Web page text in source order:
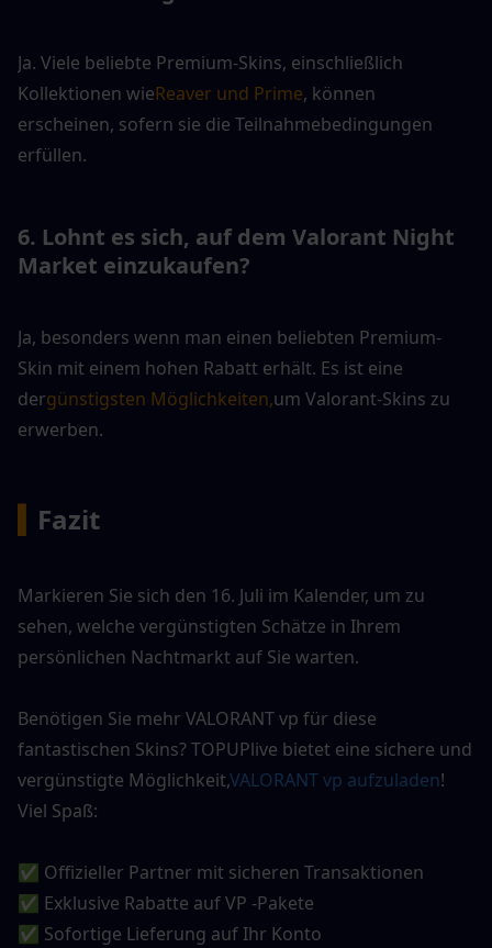
Ja. Viele beliebte Premium-Skins, einschließlich
Kollektionen wieReaver und Prime, können
erscheinen, sofern sie die Teilnahmebedingungen
erfüllen.
6. Lohnt es sich, auf dem Valorant Night
Market einzukaufen?
Ja, besonders wenn man einen beliebten Premium-
Skin mit einem hohen Rabatt erhält. Es ist eine
dergünstigsten Möglichkeiten,um Valorant-Skins zu
erwerben.
Fazit
Markieren Sie sich den 16. Juli im Kalender, um zu
sehen, welche vergünstigten Schätze in Ihrem
persönlichen Nachtmarkt auf Sie warten.
Benötigen Sie mehr VALORANT vp für diese
fantastischen Skins? TOPUPlive bietet eine sichere und
vergünstigte Möglichkeit,VALORANT vp aufzuladen!
Viel Spaß:
✅ Offizieller Partner mit sicheren Transaktionen
✅ Exklusive Rabatte auf VP -Pakete
✅ Sofortige Lieferung auf Ihr Konto